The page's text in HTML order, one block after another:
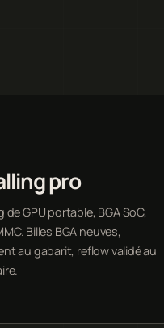
pro
de GPU portable, BGA SoC,
Billes BGA neuves,
au gabarit, reflow validé au